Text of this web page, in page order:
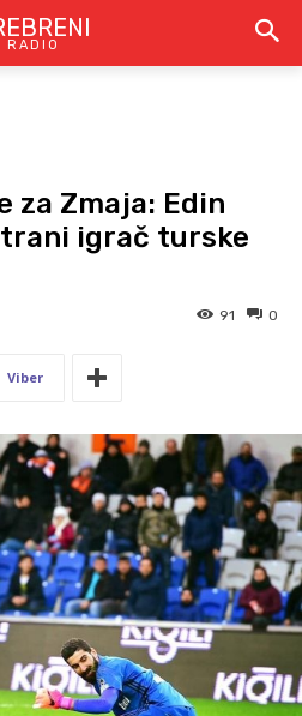
RADIO
za Zmaja: Edin
igrač turske
0
91
Viber